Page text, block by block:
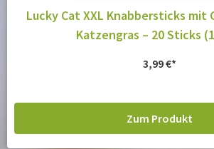
Lucky Cat XXL Knabbersticks mit
Katzengras – 20 Sticks
3,99€
Zum Produkt